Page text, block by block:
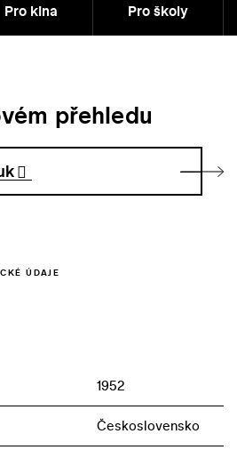
Pro kina Pro školy
přehledu
ÚDAJE
1952
Československo